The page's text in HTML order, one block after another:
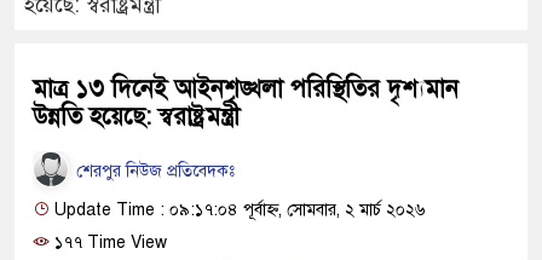
মাত্র ১৩ দিনেই আইনশৃঙ্খলা পরিস্থিতির দৃশ্যমান
উন্নতি হয়েছে: স্বরাষ্ট্রমন্ত্রী
শেরপুর নিউজ প্রতিবেদকঃ
Update Time : ০৯:১৭:০৪ পূর্বাহ্ন, সোমবার, ২ মার্চ ২০২৬
১৭৭ Time View